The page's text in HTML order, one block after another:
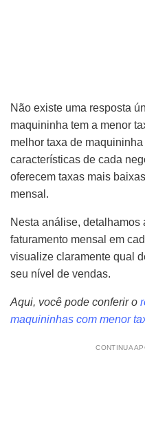
Não existe uma resposta
maquininha tem a menor
melhor taxa de
características de cada
oferecem taxas mais
mensal.
Nesta análise, detalhamos
faturamento mensal em
visualize claramente qual
seu nível de vendas.
Aqui, você pode conferir o
maquininhas com menor
CONTINUA